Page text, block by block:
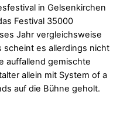
in Gelsenkirchen
Festival 35000
Jahr vergleichsweise
scheint es allerdings nicht
auffallend gemischte
allein mit System of a
auf die Bühne geholt.